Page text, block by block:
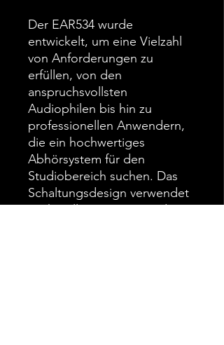
Der EAR534 wurde
entwickelt, um eine Vielzahl
von Anforderungen zu
erfüllen, von den
anspruchsvollsten
Audiophilen bis hin zu
professionellen Anwendern,
die ein hochwertiges
Abhörsystem für den
Studiobereich suchen. Das
Schaltungsdesign verwendet
Push-Pull-Ausgangs- und